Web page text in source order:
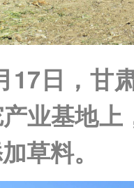
17日，甘
业基地
草料。